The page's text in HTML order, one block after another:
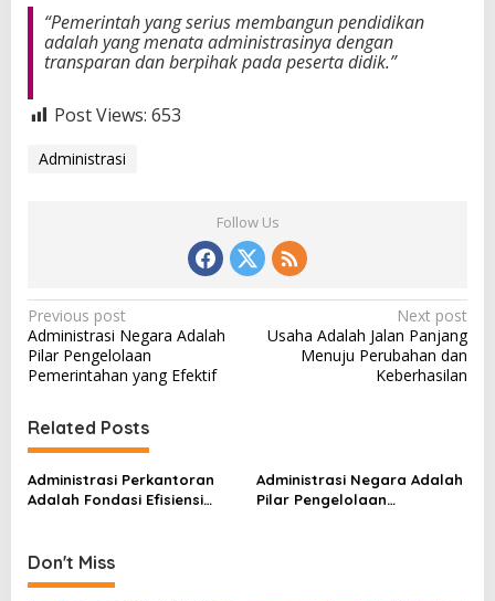
“Pemerintah yang serius membangun pendidikan
adalah yang menata administrasinya dengan
transparan dan berpihak pada peserta didik.”
Post Views: 653
Administrasi
Follow Us
P
o
s
t
n
a
v
g
Previous post
Administrasi Negara Adalah
Pilar Pengelolaan
Pemerintahan yang Efektif
Next post
Usaha Adalah Jalan Panjang
Menuju Perubahan dan
Keberhasilan
Related Posts
Administrasi Perkantoran
Adalah Fondasi Efisiensi
Administrasi Negara Adalah
Pilar Pengelolaan
Don't Miss